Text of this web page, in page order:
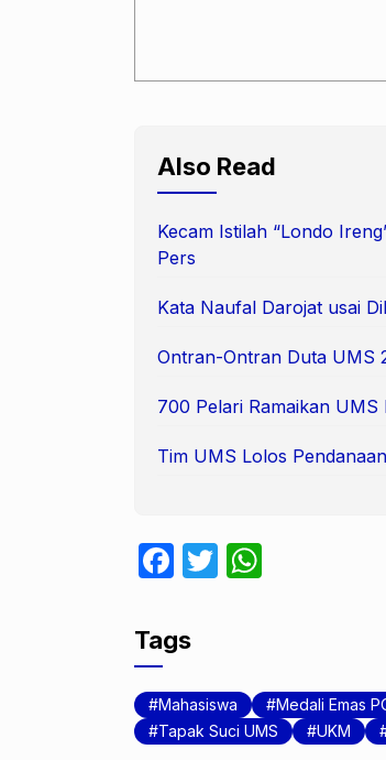
Also Read
Kecam Istilah “Londo
Pers
Kata Naufal Darojat usai
Ontran-Ontran Duta UMS
700 Pelari Ramaikan UMS
Tim UMS Lolos
F
c
e
b
o
T
A
p
Tags
Mahasiswa Medali Emas
Tapak Suci UMS
UKM